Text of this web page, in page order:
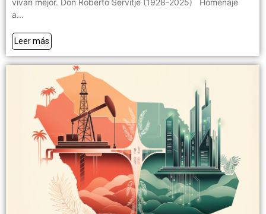
vivan mejor. Don Roberto Servitje (1928-2025) Homenaje
a...
Leer más